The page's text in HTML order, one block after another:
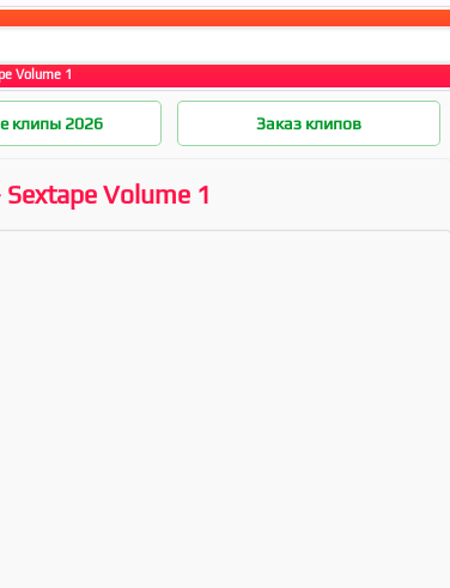
Volume 1
клипы 2026 Заказ клипов
Volume 1